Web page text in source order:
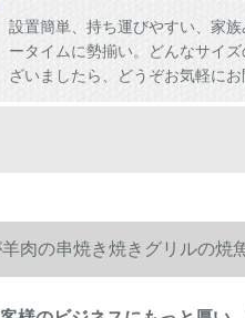
設置簡単、持ち運びやすい、家
ータイムに勢揃い。どんなサイ
ざいましたら、どうぞお気軽にお
肉の串焼き焼きグリルの焼